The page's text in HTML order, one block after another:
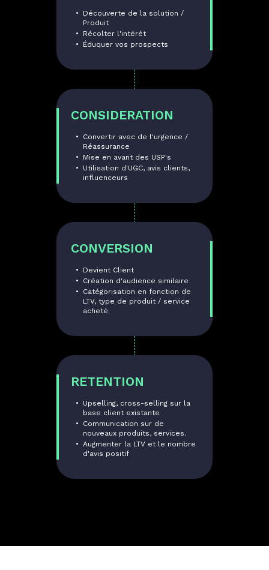
Découverte de la solution /
Produit
Récolter l'intérét
Éduquer vos prospects
CONSIDERATION
Convertir avec de l'urgence /
Réassurance
Mise en avant des USP's
Utilisation d'UGC, avis clients,
influenceurs
CONVERSION
Devient Client
Création d'audience similaire
Catégorisation en fonction de
LTV, type de produit / service
acheté
RETENTION
Upselling, cross-selling sur la
base client existante
Communication sur de
nouveaux produits, services.
Augmenter la LTV et le nombre
d'avis positif